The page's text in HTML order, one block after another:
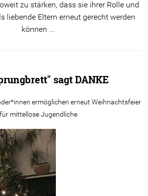
zu stärken, dass sie ihrer Rolle und
liebende Eltern erneut gerecht werden
können ...
sagt DANKE
ermöglichen erneut Weihnachtsfeier
für mittellose Jugendliche